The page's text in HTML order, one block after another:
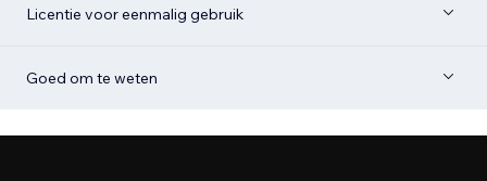
Licentie voor eenmalig gebruik
Goed om te weten